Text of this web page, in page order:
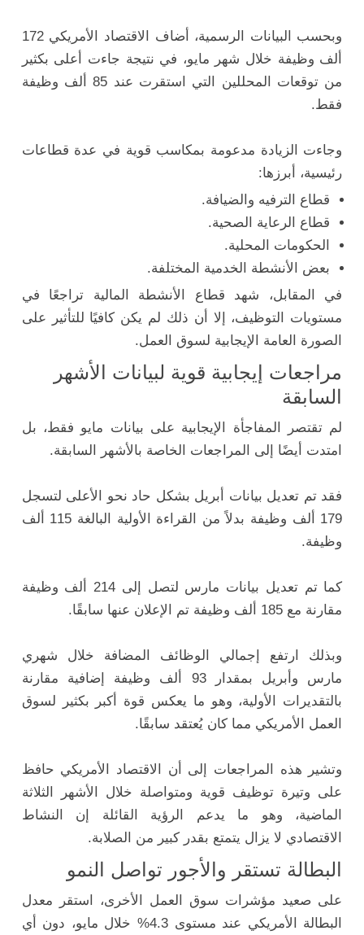
وبحسب البيانات الرسمية، أضاف الاقتصاد الأمريكي 172
ألف وظيفة خلال شهر مايو، في نتيجة جاءت أعلى بكثير
من توقعات المحللين التي استقرت عند 85 ألف وظيفة
فقط.
وجاءت الزيادة مدعومة بمكاسب قوية في عدة قطاعات
رئيسية، أبرزها:
قطاع الترفيه والضيافة.
قطاع الرعاية الصحية.
الحكومات المحلية.
بعض الأنشطة الخدمية المختلفة.
في المقابل، شهد قطاع الأنشطة المالية تراجعًا في
مستويات التوظيف، إلا أن ذلك لم يكن كافيًا للتأثير على
الصورة العامة الإيجابية لسوق العمل.
مراجعات إيجابية قوية لبيانات الأشهر
السابقة
لم تقتصر المفاجأة الإيجابية على بيانات مايو فقط، بل
امتدت أيضًا إلى المراجعات الخاصة بالأشهر السابقة.
فقد تم تعديل بيانات أبريل بشكل حاد نحو الأعلى لتسجل
179 ألف وظيفة بدلاً من القراءة الأولية البالغة 115 ألف
وظيفة.
كما تم تعديل بيانات مارس لتصل إلى 214 ألف وظيفة
مقارنة مع 185 ألف وظيفة تم الإعلان عنها سابقًا.
وبذلك ارتفع إجمالي الوظائف المضافة خلال شهري
مارس وأبريل بمقدار 93 ألف وظيفة إضافية مقارنة
بالتقديرات الأولية، وهو ما يعكس قوة أكبر بكثير لسوق
العمل الأمريكي مما كان يُعتقد سابقًا.
وتشير هذه المراجعات إلى أن الاقتصاد الأمريكي حافظ
على وتيرة توظيف قوية ومتواصلة خلال الأشهر الثلاثة
الماضية، وهو ما يدعم الرؤية القائلة إن النشاط
الاقتصادي لا يزال يتمتع بقدر كبير من الصلابة.
البطالة تستقر والأجور تواصل النمو
على صعيد مؤشرات سوق العمل الأخرى، استقر معدل
البطالة الأمريكي عند مستوى 4.3% خلال مايو، دون أي